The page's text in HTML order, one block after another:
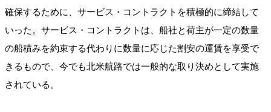
確保するために、サービス・コントラクトを積極的に締結して
いった。サービス・コントラクトは、船社と荷主が一定の数量
の船積みを約束する代わりに数量に応じた割安の運賃を享受で
きるもので、今でも北米航路では一般的な取り決めとして実施
されている。